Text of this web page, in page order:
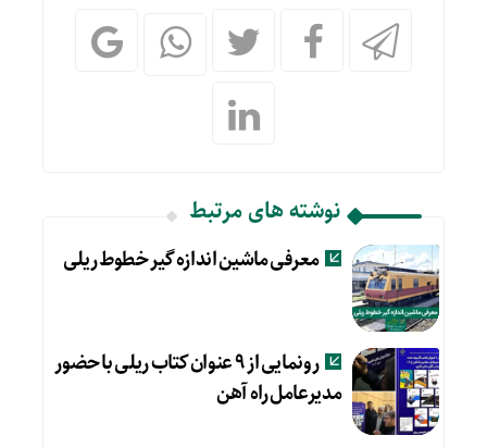
نوشته های مرتبط
معرفی ماشین اندازه گیر خطوط ریلی
رونمایی از ۹ عنوان کتاب ریلی با حضور
مدیرعامل راه آهن